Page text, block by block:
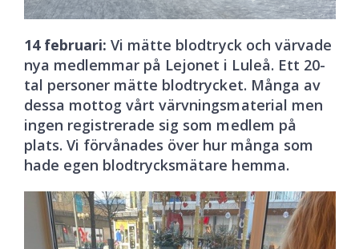
14 februari:Vi mätte blodtryck och värvade
nya medlemmar på Lejonet i Luleå. Ett 20-
tal personer mätte blodtrycket. Många av
dessa mottog vårt värvningsmaterial men
ingen registrerade sig som medlem på
plats. Vi förvånades över hur många som
hade egen blodtrycksmätare hemma.